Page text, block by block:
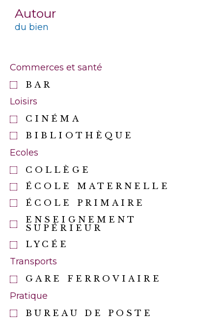
Autour
du bien
Commerces et santé
BAR
Loisirs
CINÉMA
BIBLIOTHÈQUE
Ecoles
COLLÈGE
ÉCOLE MATERNELLE
ÉCOLE PRIMAIRE
ENSEIGNEMENT
SUPÉRIEUR
LYCÉE
Transports
GARE FERROVIAIRE
Pratique
BUREAU DE POSTE